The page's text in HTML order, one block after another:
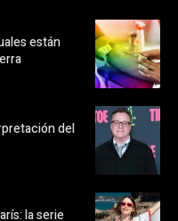
están
del
la serie